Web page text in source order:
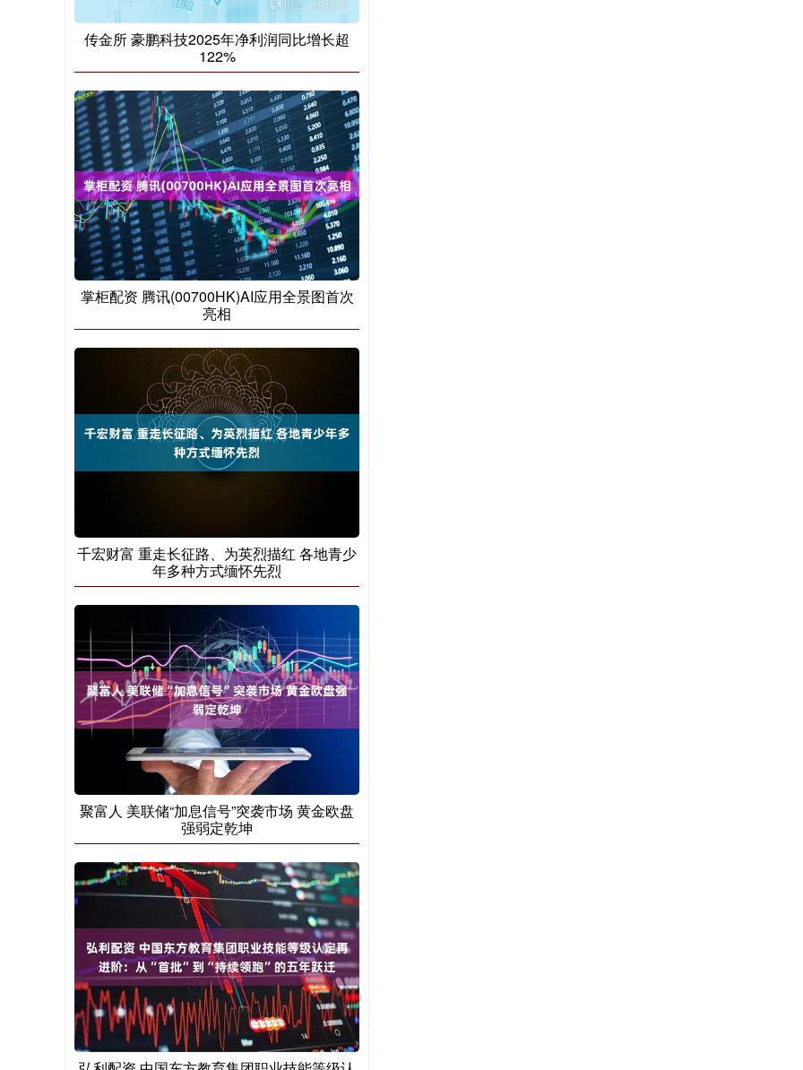
传金所 豪鹏科技2025年净利润同比增长超
122%
掌柜配资 腾讯(00700HK)AI应用全景图首次
亮相
千宏财富 重走长征路、为英烈描红 各地青少
年多种方式缅怀先烈
聚富人 美联储“加息信号”突袭市场 黄金欧盘
强弱定乾坤